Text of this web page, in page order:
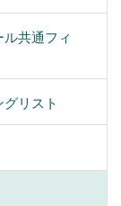
共通フィ
グリスト